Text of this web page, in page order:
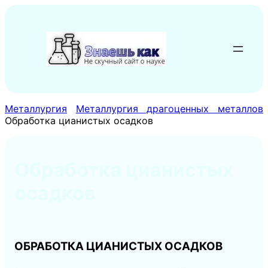
содержимому
Металлургия
Металлургия драгоценных металлов
Обработка цианистых осадков
ОБРАБОТКА ЦИАНИСТЫХ ОСАДКОВ